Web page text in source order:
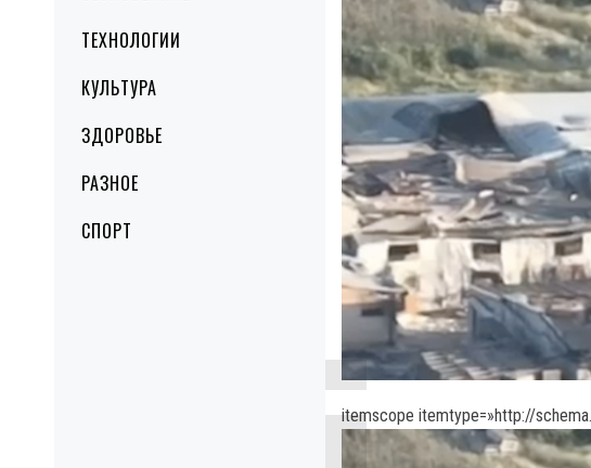
ТЕХНОЛОГИИ
КУЛЬТУРА
ЗДОРОВЬЕ
РАЗНОЕ
СПОРТ
itemscope itemtype=»http://